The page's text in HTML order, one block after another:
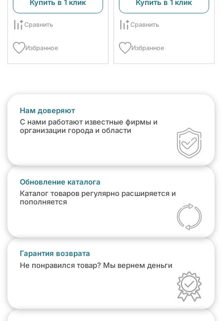
Купить в 1 клик
Сравнить
Избранное
Купить в 1 клик
Сравнить
Избранное
Нам доверяют
С нами работают известные фирмы и
организации города и области
Обновление каталога
Каталог товаров регулярно расширяется и
пополняется
Гарантия возврата
Не понравился товар? Мы вернем деньги